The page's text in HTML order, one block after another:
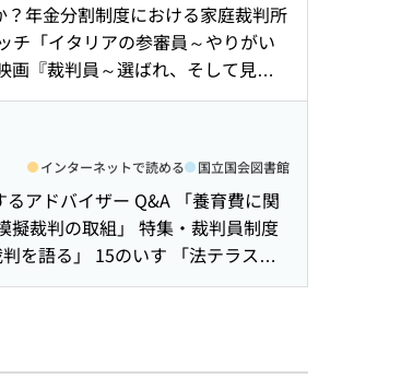
年金分割制度における家庭裁判所
チ「イタリアの参審員～やりがい
画『裁判員～選ばれ、そして見え
15のいす 主役は「あなた」
インターネットで読める 国立国会図書館
アドバイザー Q&A 「養育費に関
擬裁判の取組」 特集・裁判員制度
を語る」 15のいす 「法テラス」